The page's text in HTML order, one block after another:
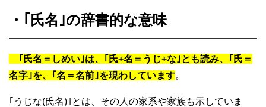
・｢氏名｣の辞書的な意味
｢氏名＝しめい｣は、｢氏+名＝うじ+な｣とも読み、｢氏＝
名字｣を、｢名＝名前｣を現わしています。
｢うじな(氏名)｣とは、その人の家系や家族も示していま